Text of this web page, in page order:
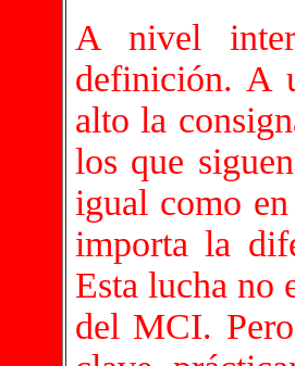
A nivel
definición. A
alto la
los que
igual como
importa la
Esta lucha no
del MCI.